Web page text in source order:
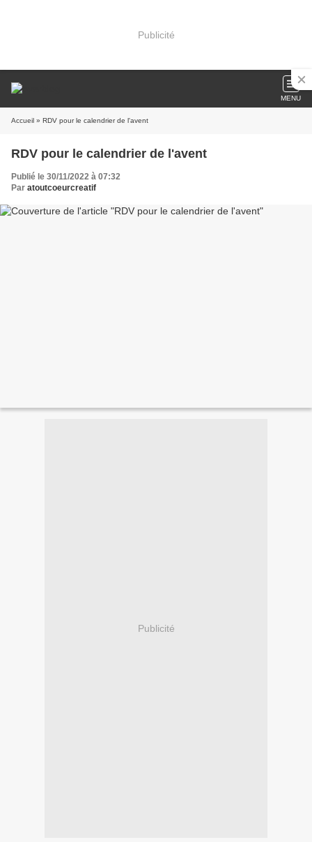
Publicité
MENU
Accueil » RDV pour le calendrier de l'avent
RDV pour le calendrier de l'avent
Publié le 30/11/2022 à 07:32
Par atoutcoeurcreatif
Publicité